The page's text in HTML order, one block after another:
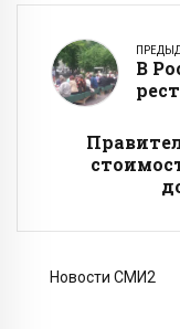
В
Новости СМИ2